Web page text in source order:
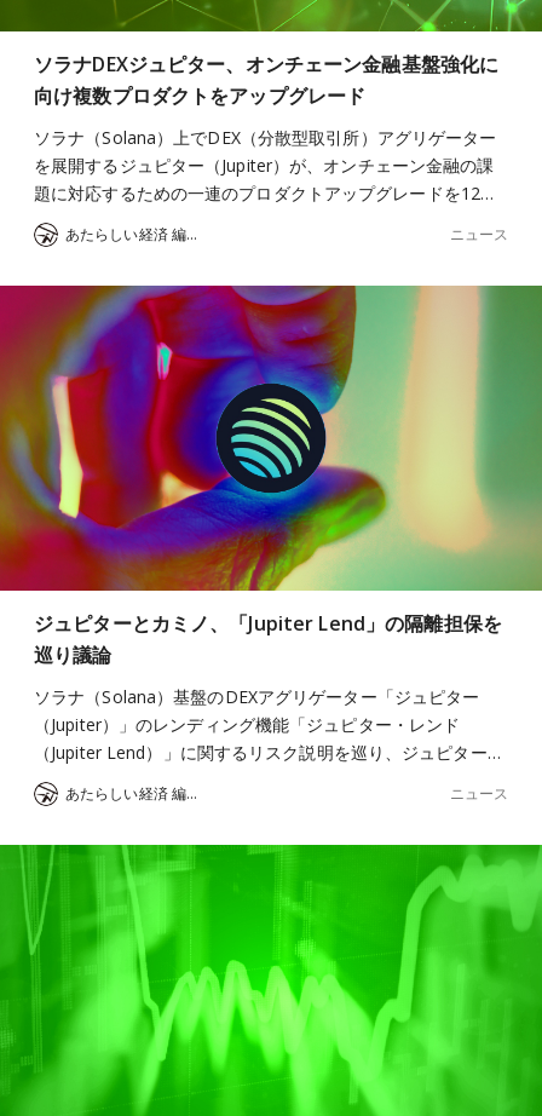
ソラナDEXジュピター、オンチェーン金融基盤強化に
向け複数プロダクトをアップグレード
ソラナ（Solana）上でDEX（分散型取引所）アグリゲーター
を展開するジュピター（Jupiter）が、オンチェーン金融の課
題に対応するための一連のプロダクトアップグレードを12…
あたらしい経済 編集部 ニュース
ジュピターとカミノ、「Jupiter Lend」の隔離担保を
巡り議論
ソラナ（Solana）基盤のDEXアグリゲーター「ジュピター
（Jupiter）」のレンディング機能「ジュピター・レンド
（Jupiter Lend）」に関するリスク説明を巡り、ジュピター…
あたらしい経済 編集部 ニュース